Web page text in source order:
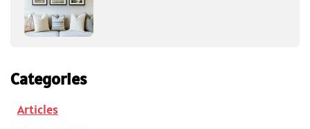
Categories
Articles